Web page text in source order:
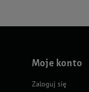
Moje konto
Zaloguj się